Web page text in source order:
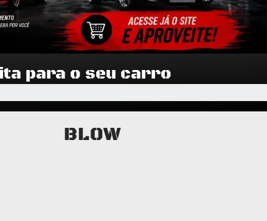
para o seu carro
BLOW